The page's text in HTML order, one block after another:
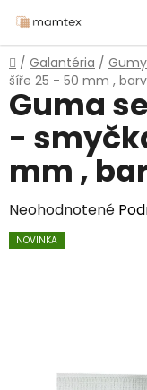
na
obsah
Domov
/ Galantéria / Gumy
šíře 25 - 50 mm ,
Guma
-
mm ,
Priemerné
hodnotenie
hviezdičiek.
Neohodnotené
NOVINKA